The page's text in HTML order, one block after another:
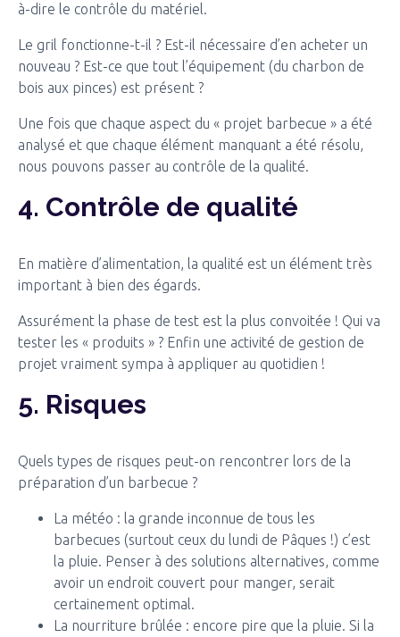
à-dire le contrôle du matériel.
Le gril fonctionne-t-il ? Est-il nécessaire d’en acheter un
nouveau ? Est-ce que tout l’équipement (du charbon de
bois aux pinces) est présent ?
Une fois que chaque aspect du « projet barbecue » a été
analysé et que chaque élément manquant a été résolu,
nous pouvons passer au contrôle de la qualité.
4. Contrôle de qualité
En matière d’alimentation, la qualité est un élément très
important à bien des égards.
Assurément la phase de test est la plus convoitée ! Qui va
tester les « produits » ? Enfin une activité de gestion de
projet vraiment sympa à appliquer au quotidien !
5. Risques
Quels types de risques peut-on rencontrer lors de la
préparation d’un barbecue ?
La météo : la grande inconnue de tous les
barbecues (surtout ceux du lundi de Pâques !) c’est
la pluie. Penser à des solutions alternatives, comme
avoir un endroit couvert pour manger, serait
certainement optimal.
La nourriture brûlée : encore pire que la pluie. Si la